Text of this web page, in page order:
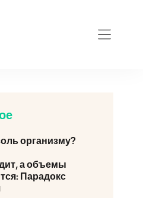
организму?
а объемы
Парадокс